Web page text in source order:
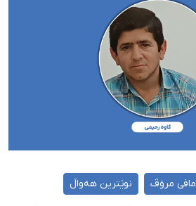
مافی مرۆڤ نوێترین هەواڵ